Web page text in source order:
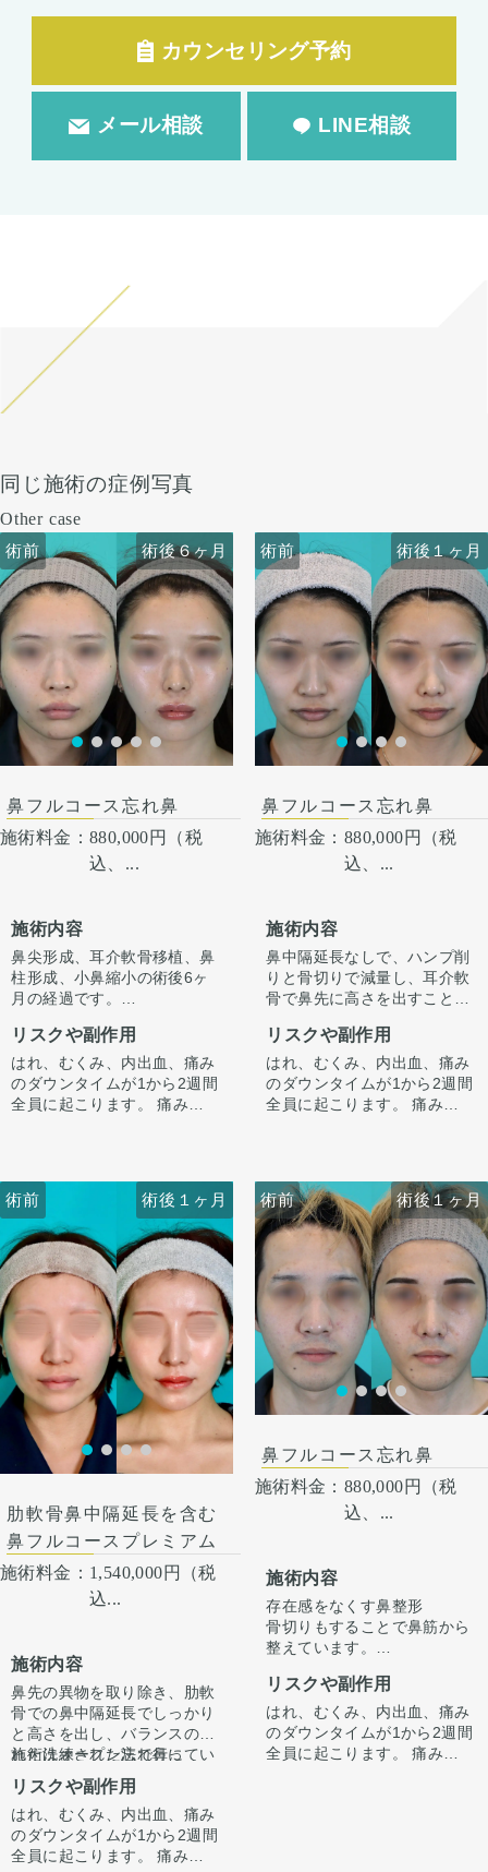
カウンセリング予約
メール相談 LINE相談
同じ施術の症例写真
Other case
術前 術後６ヶ月 術前 術後６ヶ月
鼻フルコース忘れ鼻
施術料金： 880,000円（税
込、...
施術内容
鼻尖形成、耳介軟骨移植、鼻
柱形成、小鼻縮小の術後6ヶ
月の経過です。
ストラット＋耳介軟骨移植で
鼻先に高さを出し、ハンプの
尾側に粉砕軟骨をいれ横から
のラインを整えています。
リスクや副作用
はれ、むくみ、内出血、痛み
のダウンタイムが1から2週間
全員に起こります。 痛みは3
す。内出血は平均2週間くら
いで目立たなくなります。 稀
に感染がありますが、そのよ
うな際は責任を持って当院で
治療します。 仕上がりには個
人差があるので、手術を受け
た人全員がこの写真の様な変
化をするわけではありません
のでご注意下さい。 カウンセ
リングにて診察させていただ
いた上でその方一人一人の状
態をふまえて、治療法をご提
案します。
術前
術後１ヶ月
術前 術後１ヶ月
鼻フルコース忘れ鼻
施術料金： 880,000円（税
込、...
施術内容
鼻中隔延長なしで、ハンプ削
りと骨切りで減量し、耳介軟
骨で鼻先に高さを出すことで
正面から見たときもすっきり
するよう整えています。
リスクや副作用
はれ、むくみ、内出血、痛み
のダウンタイムが1から2週間
全員に起こります。 痛みは3
す。内出血は平均2週間くら
いで目立たなくなります。 稀
に感染がありますが、そのよ
うな際は責任を持って当院で
治療します。 仕上がりには個
人差があるので、手術を受け
た人全員がこの写真の様な変
化をするわけではありません
のでご注意下さい。 カウンセ
リングにて診察させていただ
いた上でその方一人一人の状
態をふまえて、治療法をご提
術前 術後１ヶ月 術前 術後１ヶ月
肋軟骨鼻中隔延長を含む
鼻フルコースプレミアム
施術料金： 1,540,000円（税
込...
施術内容
鼻先の異物を取り除き、肋軟
骨での鼻中隔延長でしっかり
と高さを出し、バランスのと
れた洗練された忘れ鼻に
『鼻先〜鼻先の低さが悩み。
オステオポールを抜去して、
しっかり高さを出したい。』
というお悩みで受診されまし
た。
施術はオープン法で行ってい
ます。鼻柱に傷がつき、赤み
がでますが、3ヶ月〜半年ほ
どで色味は抜けて目立ちづら
くなってきます。
手術後1ヶ月でスッキリして
いますが、ここからよりスッ
キリし、半年ほどで完成とな
リスクや副作用
はれ、むくみ、内出血、痛み
のダウンタイムが1から2週間
全員に起こります。 痛みは3
術前
術後１ヶ月
術前 術後１ヶ月
鼻フルコース忘れ鼻
施術料金： 880,000円（税
込、...
施術内容
存在感をなくす鼻整形
骨切りもすることで鼻筋から
整えています。
っきりさせる施術です。
リスクや副作用
はれ、むくみ、内出血、痛み
のダウンタイムが1から2週間
全員に起こります。 痛みは3